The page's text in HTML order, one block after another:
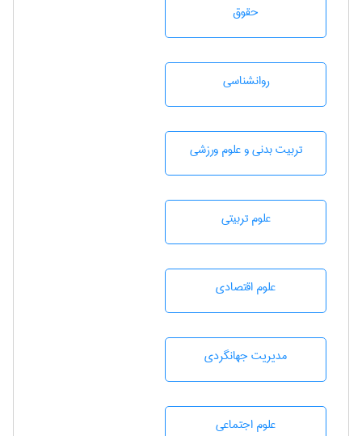
حقوق
روانشناسی
تربيت بدنی و علوم ورزشی
علوم تربيتی
علوم اقتصادی
مديريت جهانگردی
علوم اجتماعی